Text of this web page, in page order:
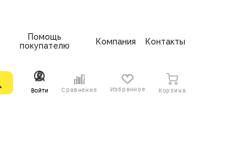
Помощь
покупателю
Компания Контакты
Войти Сравнение Избранное Корзина